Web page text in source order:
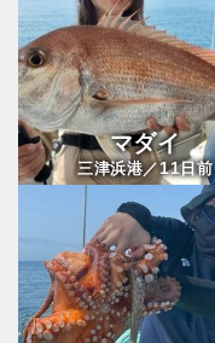
マダイ
三津浜港／11日前